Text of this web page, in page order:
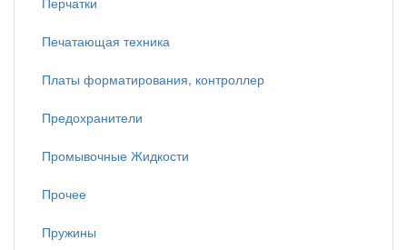
Печатающая техника
Платы форматирования, контроллер
Предохранители
Промывочные Жидкости
Прочее
Пружины